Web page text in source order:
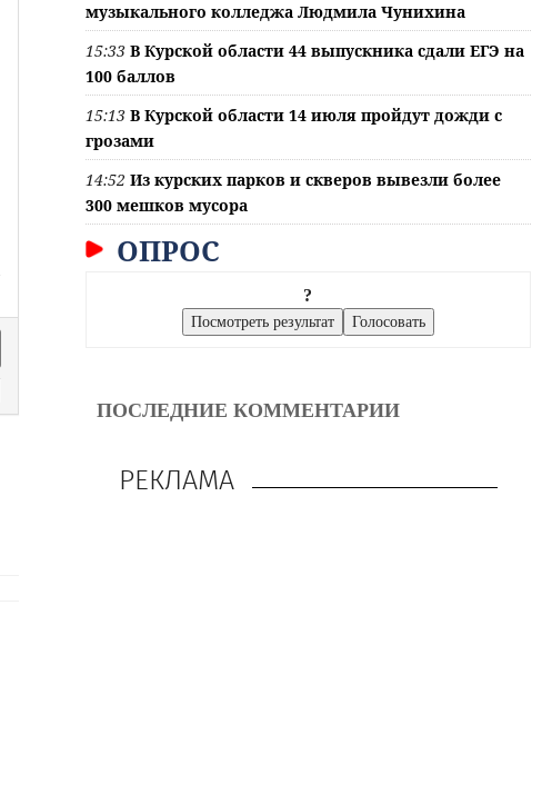
музыкального колледжа Людмила Чунихина
15:33 В Курской области 44 выпускника сдали ЕГЭ на
100 баллов
15:13 В Курской области 14 июля пройдут дожди с
грозами
14:52 Из курских парков и скверов вывезли более
300 мешков мусора
ОПРОС
?
ПОСЛЕДНИЕ КОММЕНТАРИИ
РЕКЛАМА